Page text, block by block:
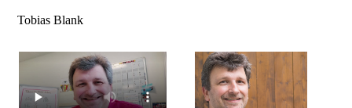
Tobias Blank